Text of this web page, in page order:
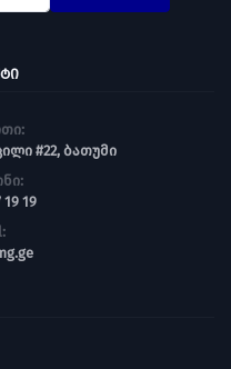
#22, ბათუმი
19 19